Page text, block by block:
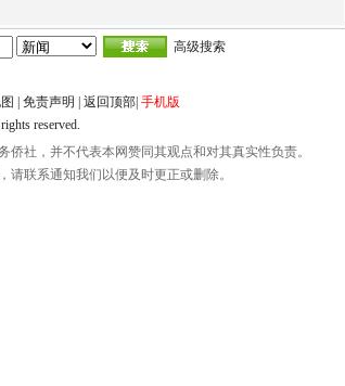
高级搜索
免责声明 返回顶部| 手机版
reserved.
社，并不代表本网赞同其观点和对其真实性负责。
联系通知我们以便及时更正或删除。